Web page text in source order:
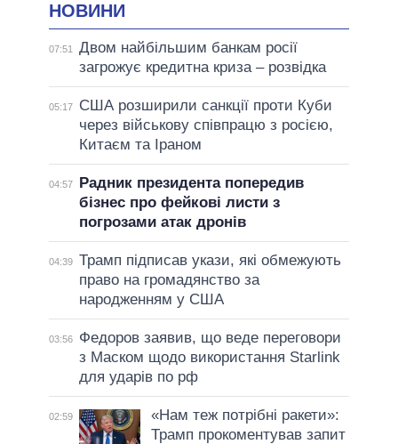
НОВИНИ
07:51
Двом найбільшим банкам росії
загрожує кредитна криза – розвідка
05:17
США розширили санкції проти Куби
через військову співпрацю з росією,
Китаєм та Іраном
04:57
Радник президента попередив
бізнес про фейкові листи з
погрозами атак дронів
04:39 Трамп підписав укази, які обмежують
право на громадянство за
народженням у США
03:56
Федоров заявив, що веде переговори
з Маском щодо використання Starlink
для ударів по рф
02:59
«Нам теж потрібні ракети»:
Трамп прокоментував запит